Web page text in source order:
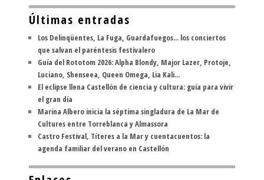
Últimas entradas
Los Delinqüentes, La Fuga, Guardafuegos... los conciertos
que salvan el paréntesis festivalero
Guía del Rototom 2026: Alpha Blondy, Major Lazer, Protoje,
Luciano, Shenseea, Queen Omega, Lia Kali...
El eclipse llena Castellón de ciencia y cultura: guía para vivir
el gran día
Marina Albero inicia la séptima singladura de La Mar de
Cultures entre Torreblanca y Almassora
Castro Festival, Títeres a la Mar y cuentacuentos: la
agenda familiar del verano en Castellón